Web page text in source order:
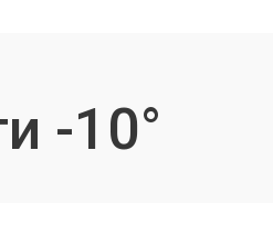
-10°